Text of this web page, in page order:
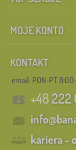
MOJE KONTO
KONTAKT
email: PON-PT
+48222
kariera -